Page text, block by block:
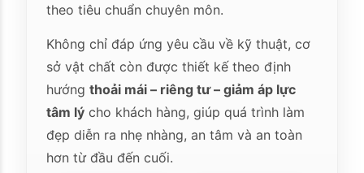
theo tiêu chuẩn chuyên môn.
Không chỉ đáp ứng yêu cầu về kỹ thuật, cơ
sở vật chất còn được thiết kế theo định
hướngthoải mái – riêng tư – giảm áp lực
tâm lý cho khách hàng, giúp quá trình làm
đẹp diễn ra nhẹ nhàng, an tâm và an toàn
hơn từ đầu đến cuối.